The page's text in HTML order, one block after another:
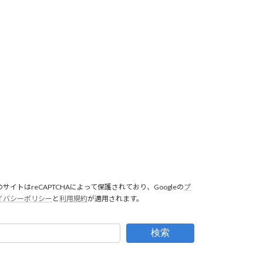
サイトはreCAPTCHAによって保護されており、Googleのプ
バシーポリシーと利用規約が適用されます。
検索